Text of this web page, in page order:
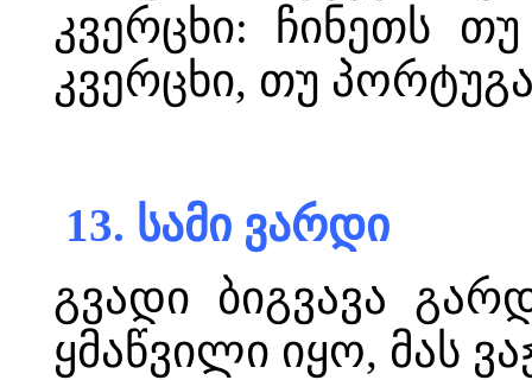
კვერცხი: ჩინეთს
კვერცხი, თუ
13. სამი ვარდი
გვადი ბიგვავა
ყმაწვილი იყო, მას